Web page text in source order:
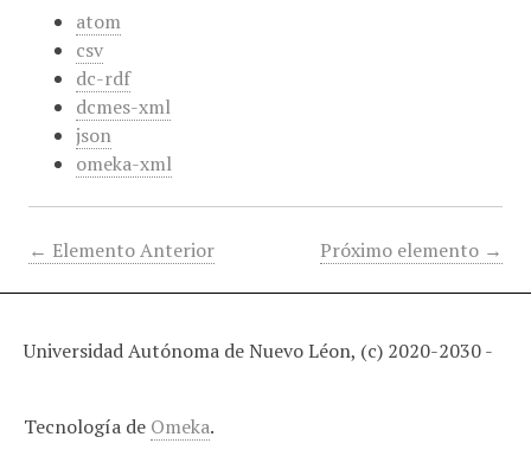
atom
csv
dc-rdf
dcmes-xml
json
omeka-xml
← Elemento Anterior Próximo elemento →
Universidad Autónoma de Nuevo Léon, (c) 2020-2030 -
Tecnología de Omeka.